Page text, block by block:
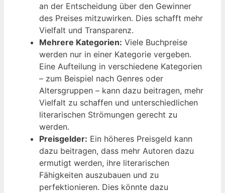
an der Entscheidung über den Gewinner
des Preises mitzuwirken. Dies schafft mehr
Vielfalt und Transparenz.
Mehrere Kategorien: Viele Buchpreise
werden nur in einer Kategorie vergeben.
Eine Aufteilung in verschiedene Kategorien
– zum Beispiel nach Genres oder
Altersgruppen – kann dazu beitragen, mehr
Vielfalt zu schaffen und unterschiedlichen
literarischen Strömungen gerecht zu
werden.
Preisgelder: Ein höheres Preisgeld kann
dazu beitragen, dass mehr Autoren dazu
ermutigt werden, ihre literarischen
Fähigkeiten auszubauen und zu
perfektionieren. Dies könnte dazu